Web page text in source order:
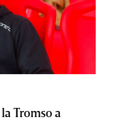
Tromso a